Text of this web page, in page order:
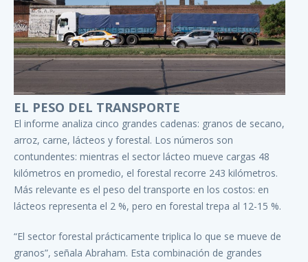
EL PESO DEL TRANSPORTE
El informe analiza cinco grandes cadenas: granos de secano,
arroz, carne, lácteos y forestal. Los números son
contundentes: mientras el sector lácteo mueve cargas 48
kilómetros en promedio, el forestal recorre 243 kilómetros.
Más relevante es el peso del transporte en los costos: en
lácteos representa el 2 %, pero en forestal trepa al 12-15 %.
“El sector forestal prácticamente triplica lo que se mueve de
granos”, señala Abraham. Esta combinación de grandes